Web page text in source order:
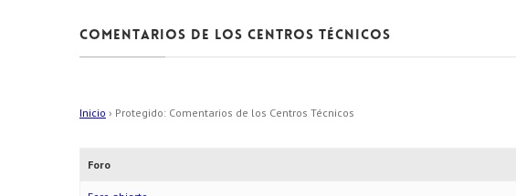
Comentarios de los Centros Técnicos
Inicio › Protegido: Comentarios de los Centros Técnicos
Foro